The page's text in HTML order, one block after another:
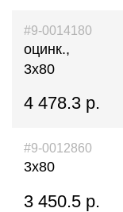
#9-0014180
оцинк.,
3x80
4 478.3 р.
#9-0012860
3х80
3 450.5 р.